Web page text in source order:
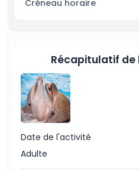
Créneau horaire
Récapitulatif
Date de l'activité
Adulte